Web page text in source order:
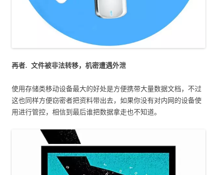
再者. 文件被非法转移，机密遭遇外泄
使用存储类移动设备最大的好处是方便携带大量数据文档，不过
这也同样方便窃密者把资料带出去，如果你没有对内网的设备使
用进行管控，相信到最后谁把数据拿走也不知道。